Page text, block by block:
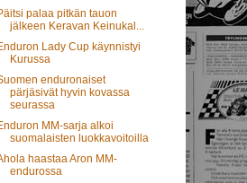
palaa pitkän tauon
jälkeen Keravan Keinukal...
Lady Cup käynnistyi
Kurussa
enduronaiset
pärjäsivät hyvin kovassa
seurassa
MM-sarja alkoi
suomalaisten luokkavoitoilla
haastaa Aron MM-
endurossa